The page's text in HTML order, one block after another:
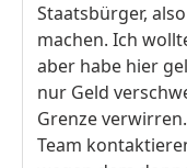
Staatsbürger,
machen. Ich
aber habe hier
nur Geld
Grenze
Team